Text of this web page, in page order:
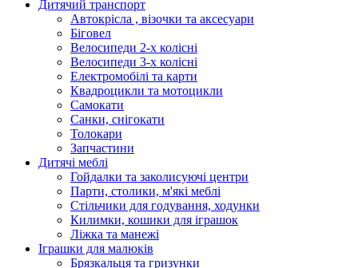
Дитячий транспорт
Автокрісла , візочки та аксесуари
Біговел
Велосипеди 2-х колісні
Велосипеди 3-х колісні
Електромобілі та карти
Квадроцикли та мотоцикли
Самокати
Санки, снігокати
Толокари
Запчастини
Дитячі меблі
Гойдалки та заколисуючі центри
Парти, столики, м'які меблі
Стільчики для годування, ходунки
Килимки, кошики для іграшок
Ліжка та манежі
Іграшки для малюків
Брязкальця та гризунки